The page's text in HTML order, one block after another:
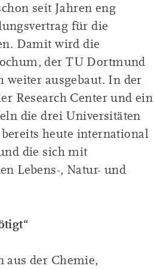
seit Jahren eng
für die
Damit wird die
der TU Dortmund
weiter ausgebaut. In der
Research Center und ein
die drei Universitäten
heute international
die sich mit
Lebens-, Natur- und
aus der Chemie,